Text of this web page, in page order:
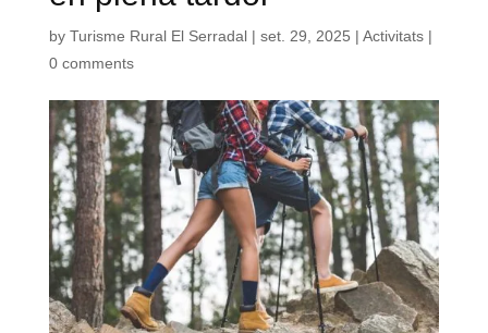
by Turisme Rural El Serradal| set. 29, 2025 | Activitats|
0 comments